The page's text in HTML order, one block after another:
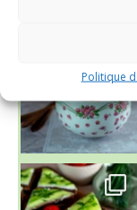
Politique